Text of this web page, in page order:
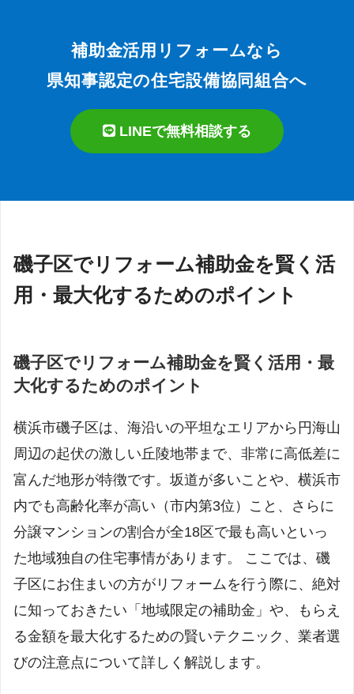
補助金活用リフォームなら
県知事認定の住宅設備協同組合へ
LINEで無料相談する
磯子区でリフォーム補助金を賢く活
用・最大化するためのポイント
磯子区でリフォーム補助金を賢く活用・最
大化するためのポイント
横浜市磯子区は、海沿いの平坦なエリアから円海山
周辺の起伏の激しい丘陵地帯まで、非常に高低差に
富んだ地形が特徴です。坂道が多いことや、横浜市
内でも高齢化率が高い（市内第3位）こと、さらに
分譲マンションの割合が全18区で最も高いといっ
た地域独自の住宅事情があります。 ここでは、磯
子区にお住まいの方がリフォームを行う際に、絶対
に知っておきたい「地域限定の補助金」や、もらえ
る金額を最大化するための賢いテクニック、業者選
びの注意点について詳しく解説します。